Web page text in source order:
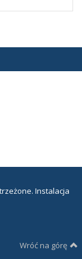
Instalacja
Wróć na górę